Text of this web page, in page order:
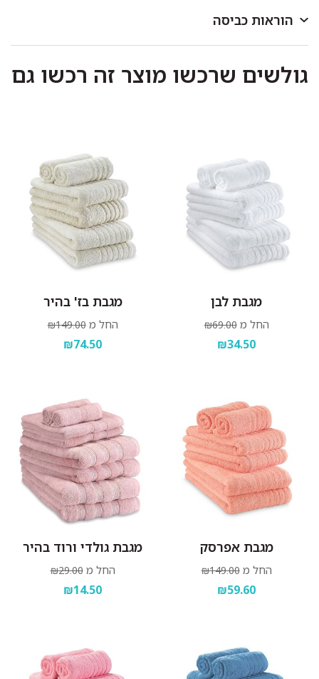
הוראות כביסה
40 מעלות.
כביסה ראשונה בנפרד.
גולשים שרכשו מוצר זה רכשו גם
מגבת לבן
החל מ ₪69.00
₪34.50
מגבת בז' בהיר
החל מ ₪149.00
₪74.50
מגבת אפרסק
החל מ ₪149.00
₪59.60
מגבת גולדי ורוד בהיר
החל מ ₪29.00
₪14.50